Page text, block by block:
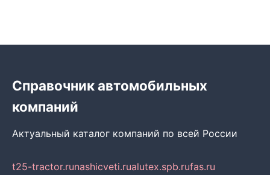
Справочник автомобильных
компаний
Актуальный каталог компаний по всей России
t25-tractor.runashicveti.rualutex.spb.rufas.ru